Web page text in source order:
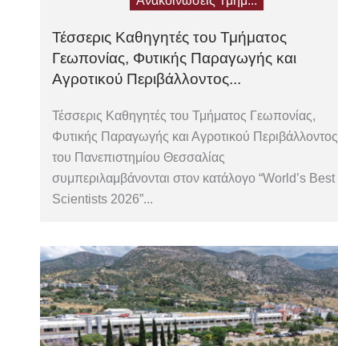
Τέσσερις Καθηγητές του Τμήματος
Γεωπονίας, Φυτικής Παραγωγής και
Αγροτικού Περιβάλλοντος...
Τέσσερις Καθηγητές του Τμήματος Γεωπονίας,
Φυτικής Παραγωγής και Αγροτικού Περιβάλλοντος
του Πανεπιστημίου Θεσσαλίας
συμπεριλαμβάνονται στον κατάλογο “World’s Best
Scientists 2026”...